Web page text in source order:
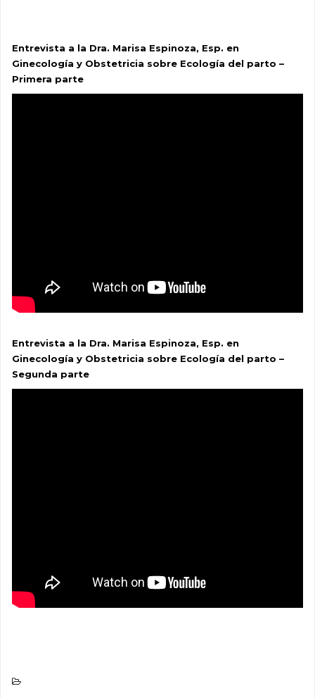
Entrevista a la Dra. Marisa Espinoza, Esp. en
Ginecología y Obstetricia sobre Ecología del parto –
Primera parte
Entrevista a la Dra. Marisa Espinoza, Esp. en
Ginecología y Obstetricia sobre Ecología del parto –
Segunda parte